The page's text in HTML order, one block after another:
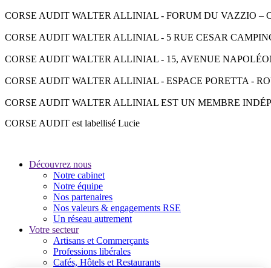
CORSE AUDIT WALTER ALLINIAL - FORUM DU VAZZIO –
CORSE AUDIT WALTER ALLINIAL - 5 RUE CESAR
CORSE AUDIT WALTER ALLINIAL - 15, AVENUE
CORSE AUDIT WALTER ALLINIAL - ESPACE PORETTA -
CORSE AUDIT WALTER ALLINIAL EST UN MEMBRE
CORSE AUDIT est labellisé Lucie
Découvrez nous
Notre cabinet
Notre équipe
Nos partenaires
Nos valeurs & engagements RSE
Un réseau autrement
Votre secteur
Artisans et Commerçants
Professions libérales
Cafés, Hôtels et Restaurants